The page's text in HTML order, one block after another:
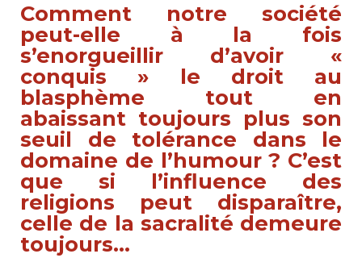
Comment notre société
peut-elle à la fois
s’enorgueillir d’avoir «
conquis » le droit au
blasphème tout en
abaissant toujours plus son
seuil de tolérance dans le
domaine de l’humour ? C’est
que si l’influence des
religions peut disparaître,
celle de la sacralité demeure
toujours…